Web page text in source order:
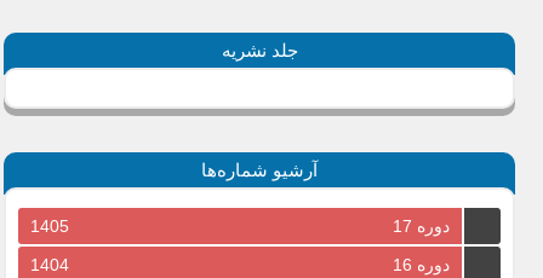
جلد نشریه
آرشیو شماره‌ها
دوره 17
1405
دوره 16
1404